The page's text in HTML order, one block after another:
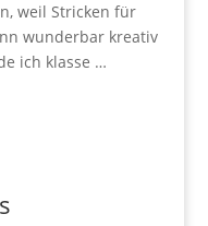
weil Stricken für
wunderbar kreativ
ich klasse …